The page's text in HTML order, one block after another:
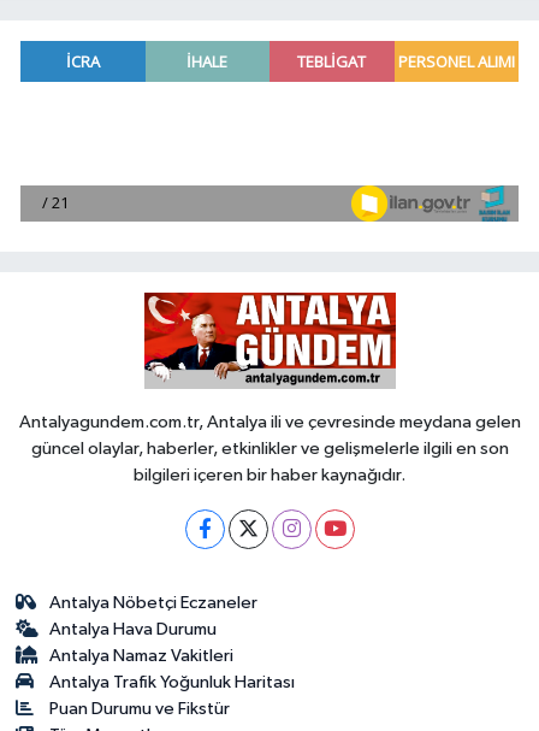
Antalyagundem.com.tr, Antalya ili ve çevresinde meydana gelen
güncel olaylar, haberler, etkinlikler ve gelişmelerle ilgili en son
bilgileri içeren bir haber kaynağıdır.
Antalya Nöbetçi Eczaneler
Antalya Hava Durumu
Antalya Namaz Vakitleri
Antalya Trafik Yoğunluk Haritası
Puan Durumu ve Fikstür